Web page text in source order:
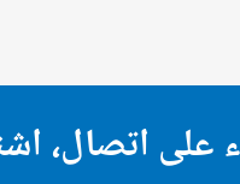
على اتصال،